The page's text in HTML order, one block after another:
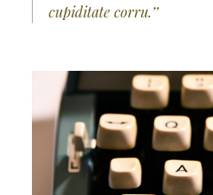
cupiditate corru.’’